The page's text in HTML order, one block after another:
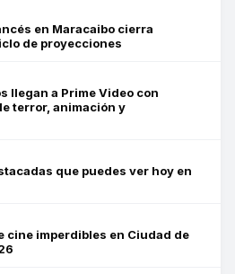
en Maracaibo cierra
de proyecciones
llegan a Prime Video con
terror, animación y
que puedes ver hoy en
cine imperdibles en Ciudad de